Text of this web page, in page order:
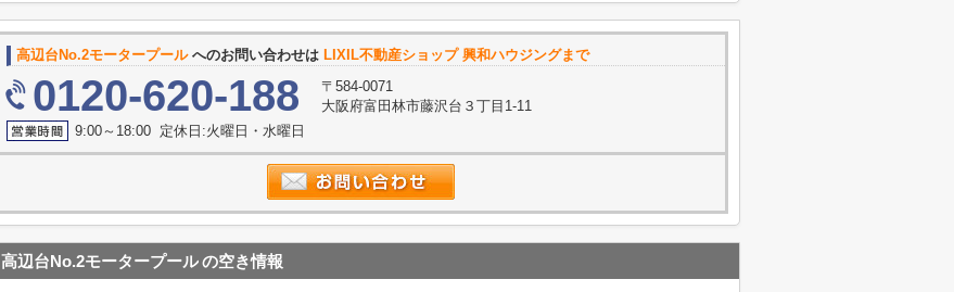
高辺台No.2モータープールへのお問い合わせは LIXIL不動産ショップ 興和ハウジングまで
0120-620-188
〒584-0071
大阪府富田林市藤沢台３丁目1-11
9:00～18:00 定休日:火曜日・水曜日
高辺台No.2モータープールの空き情報